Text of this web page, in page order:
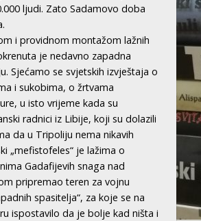
ljudi. Zato Sadamovo doba
i providnom montažom lažnih
je nedavno zapadna
Sjećamo se svjetskih izvještaja o
i sukobima, o žrtvama
u isto vrijeme kada su
radnici iz Libije, koji su dolazili
da u Tripoliju nema nikavih
„mefistofeles“ je lažima o
Gadafijevih snaga nad
pripremao teren za vojnu
spasitelja“, za koje se na
ispostavilo da je bolje kad ništa i